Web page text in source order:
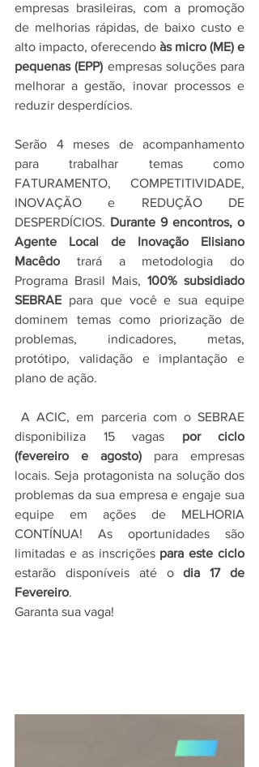
empresas brasileiras, com a promoção
de melhorias rápidas, de baixo custo e
alto impacto, oferecendo às micro (ME) e
pequenas (EPP) empresas soluções para
melhorar a gestão, inovar processos e
reduzir desperdícios.
Serão 4 meses de acompanhamento
para trabalhar temas como
FATURAMENTO, COMPETITIVIDADE,
INOVAÇÃO e REDUÇÃO DE
DESPERDÍCIOS. Durante 9 encontros, o
Agente Local de Inovação Elisiano
Macêdo trará a metodologia do
Programa Brasil Mais, 100% subsidiado
SEBRAE para que você e sua equipe
dominem temas como priorização de
problemas, indicadores, metas,
protótipo, validação e implantação e
plano de ação.
A ACIC, em parceria com o SEBRAE
disponibiliza 15 vagas por ciclo
(fevereiro e agosto) para empresas
locais. Seja protagonista na solução dos
problemas da sua empresa e engaje sua
equipe em ações de MELHORIA
CONTÍNUA! As oportunidades são
limitadas e as inscrições para este ciclo
estarão disponíveis até o dia 17 de
Fevereiro.
Garanta sua vaga!